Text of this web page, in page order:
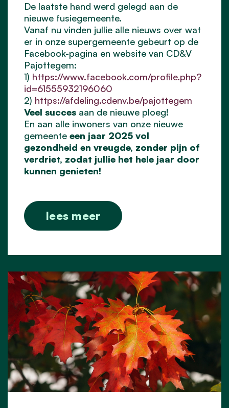
De laatste hand werd gelegd aan de
nieuwe fusiegemeente.
Vanaf nu vinden jullie alle nieuws over wat
er in onze supergemeente gebeurt op de
Facebook-pagina en website van CD&V
Pajottegem:
1) https://www.facebook.com/profile.php?
id=61555932196060
2) https://afdeling.cdenv.be/pajottegem
Veel succes aan de nieuwe ploeg!
En aan alle inwoners van onze nieuwe
gemeente een jaar 2025 vol
gezondheid en vreugde, zonder pijn of
verdriet, zodat jullie het hele jaar door
kunnen genieten!
lees meer